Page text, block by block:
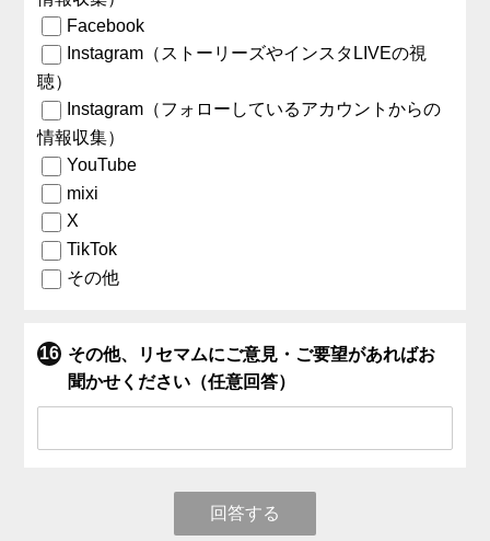
Facebook
Instagram（ストーリーズやインスタLIVEの視
聴）
Instagram（フォローしているアカウントからの
情報収集）
YouTube
mixi
X
TikTok
その他
その他、リセマムにご意見・ご要望があればお
聞かせください（任意回答）
回答する